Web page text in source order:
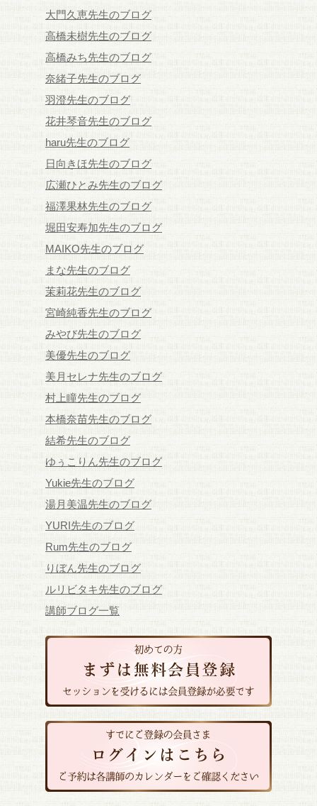
大門久恵先生のブログ
高橋未樹先生のブログ
高橋みち先生のブログ
奈緒子先生のブログ
羽澄先生のブログ
花井琴音先生のブログ
haru先生のブログ
日向きほ先生のブログ
広瀬ひとみ先生のブログ
福澤果林先生のブログ
堀田安寿加先生のブログ
MAIKO先生のブログ
まな先生のブログ
茉莉花先生のブログ
宮崎純香先生のブログ
みやび先生のブログ
美優先生のブログ
美月セレナ先生のブログ
村上瞳先生のブログ
本橋奈苗先生のブログ
結希先生のブログ
ゆぅこりん先生のブログ
Yukie先生のブログ
湯月美温先生のブログ
YURI先生のブログ
Rum先生のブログ
りぼん先生のブログ
ルリビタキ先生のブログ
講師ブログ一覧